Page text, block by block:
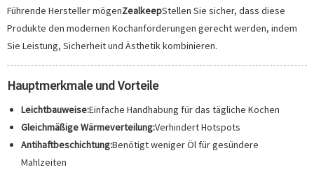
Führende Hersteller mögenZealkeepStellen Sie sicher, dass diese
Produkte den modernen Kochanforderungen gerecht werden, indem
Sie Leistung, Sicherheit und Ästhetik kombinieren.
Hauptmerkmale und Vorteile
Leichtbauweise:Einfache Handhabung für das tägliche Kochen
Gleichmäßige Wärmeverteilung:Verhindert Hotspots
Antihaftbeschichtung:Benötigt weniger Öl für gesündere
Mahlzeiten